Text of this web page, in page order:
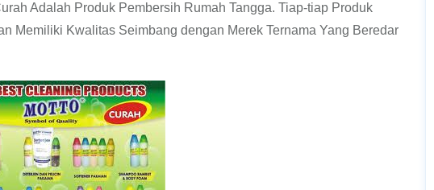
Adalah Produk Pembersih Rumah Tangga. Tiap-tiap Produk
Memiliki Kwalitas Seimbang dengan Merek Ternama Yang Beredar